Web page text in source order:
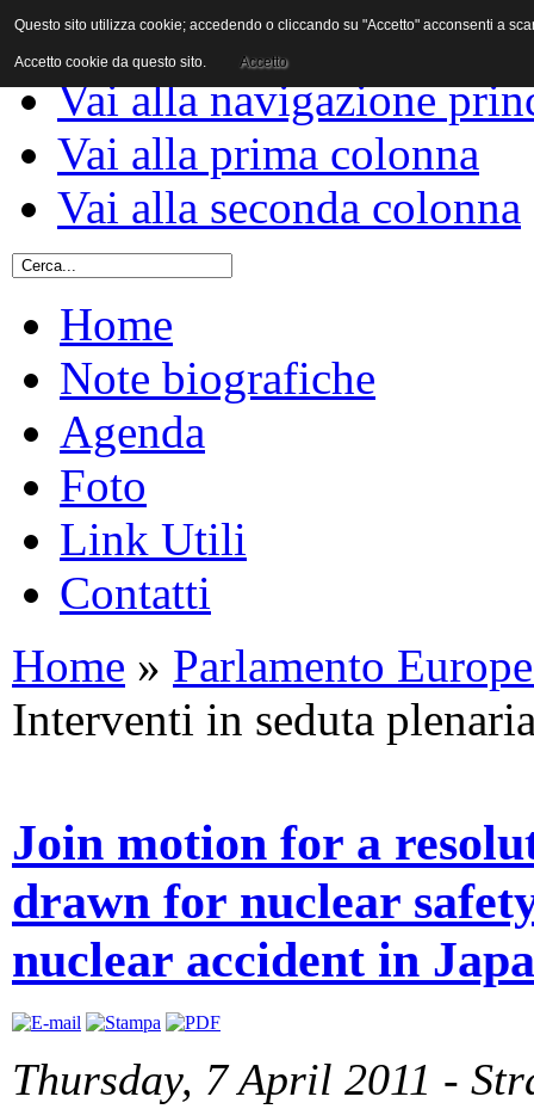
Vai al contenuto
Vai alla navigazione
Vai alla prima colonna
Vai alla seconda colonna
Home
Note biografiche
Agenda
Foto
Link Utili
Contatti
Home » Parlamento
Interventi in seduta
Join motion for a
drawn for nuclear
nuclear accident in
Thursday, 7 April 2011 -
Questo sito utilizza cookie; accedendo o cliccando su "Accetto" acconsenti a
Accetto cookie da questo sito. Accetto